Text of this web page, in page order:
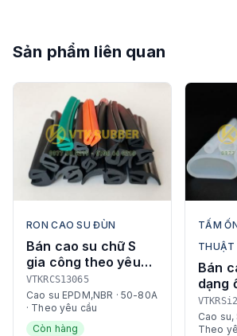
Sản phẩm liên quan
RON CAO SU ĐÙN
Bán cao su chữ S
gia công theo yêu
cầu | EPDM,
Silicone, NBR
VTKRCS13065
Cao su EPDM,NBR · 50-80A
· Theo yêu cầu
Còn hàng
TẤM
THUẬT
Bán
dạng
đa
Cao su,
Theo